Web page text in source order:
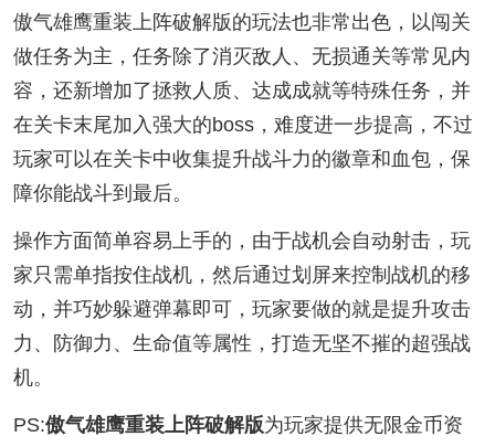
傲气雄鹰重装上阵破解版的玩法也非常出色，以闯关
做任务为主，任务除了消灭敌人、无损通关等常见内
容，还新增加了拯救人质、达成成就等特殊任务，并
在关卡末尾加入强大的boss，难度进一步提高，不过
玩家可以在关卡中收集提升战斗力的徽章和血包，保
障你能战斗到最后。
操作方面简单容易上手的，由于战机会自动射击，玩
家只需单指按住战机，然后通过划屏来控制战机的移
动，并巧妙躲避弹幕即可，玩家要做的就是提升攻击
力、防御力、生命值等属性，打造无坚不摧的超强战
机。
PS:傲气雄鹰重装上阵破解版为玩家提供无限金币资